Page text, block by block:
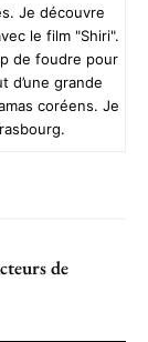
Je découvre
le film "Shiri".
de foudre pour
d’une grande
coréens. Je
de